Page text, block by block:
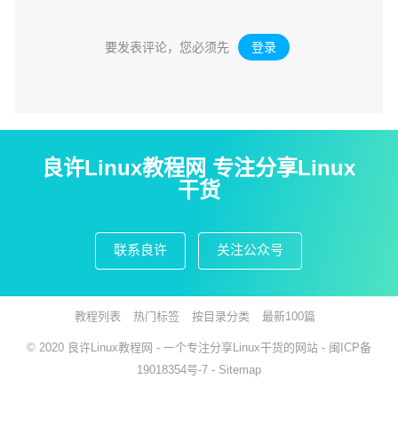
要发表评论，您必须先 登录 。
良许Linux教程网 专注分享Linux
干货
联系良许 关注公众号
教程列表 热门标签 按目录分类 最新100篇
© 2020 良许Linux教程网 - 一个专注分享Linux干货的网站 - 闽ICP备
19018354号-7 - Sitemap